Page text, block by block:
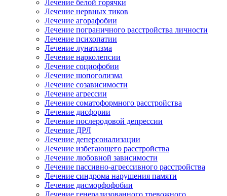
Лечение белой горячки
Лечение нервных тиков
Лечение агорафобии
Лечение пограничного расстройства личности
Лечение психопатии
Лечение лунатизма
Лечение нарколепсии
Лечение социофобии
Лечение шопоголизма
Лечение созависимости
Лечение агрессии
Лечение соматоформного расстройства
Лечение дисфории
Лечение послеродовой депрессии
Лечение ДРЛ
Лечение деперсонализации
Лечение избегающего расстройства
Лечение любовной зависимости
Лечение пассивно-агрессивного расстройства
Лечение синдрома нарушения памяти
Лечение дисморфофобии
Лечение генерализованного тревожного